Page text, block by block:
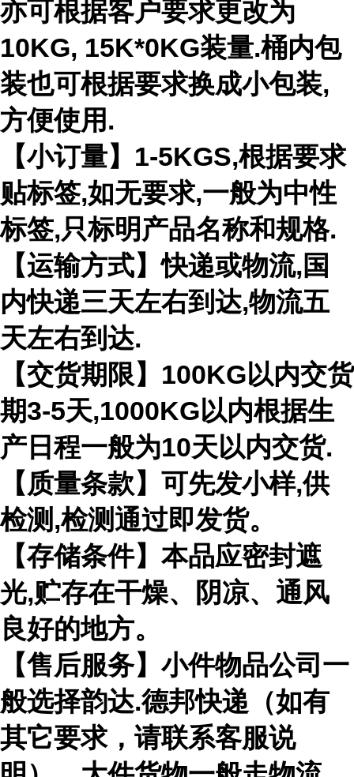
亦可根据客户要求更改为
10KG, 15K*0KG装量.桶内包
装也可根据要求换成小包装,
方便使用.
【小订量】1-5KGS,根据要求
贴标签,如无要求,一般为中性
标签,只标明产品名称和规格.
【运输方式】快递或物流,国
内快递三天左右到达,物流五
天左右到达.
【交货期限】100KG以内交货
期3-5天,1000KG以内根据生
产日程一般为10天以内交货.
【质量条款】可先发小样,供
检测,检测通过即发货。
【存储条件】本品应密封遮
光,贮存在干燥、阴凉、通风
良好的地方。
【售后服务】小件物品公司一
般选择韵达.德邦快递（如有
其它要求，请联系客服说